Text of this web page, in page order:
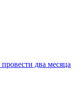
два месяца